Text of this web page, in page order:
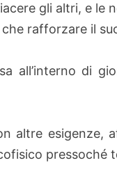
gli altri, e le
rafforzare il
all’interno di
altre esigenze,
pressoché